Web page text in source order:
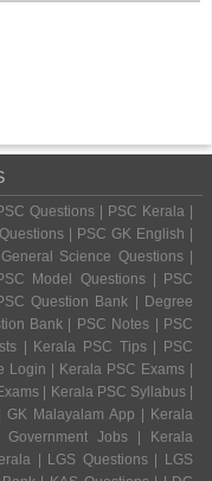
Questions | PSC Kerala |
| PSC GK English |
Science Questions |
Model Questions | PSC
Question Bank | Degree
Bank | PSC Notes | PSC
| Kerala PSC Tips | PSC
Login | Kerala PSC Exams |
| Kerala PSC Syllabus |
Malayalam App | Kerala
Jobs | Kerala
| LGS Questions | LGS